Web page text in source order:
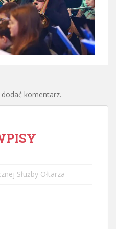
komentarz.
Służby Ołtarza